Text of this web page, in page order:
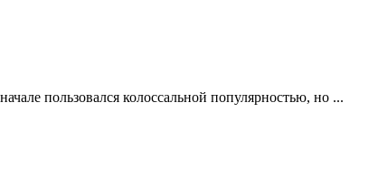
пользовался колоссальной популярностью, но ...